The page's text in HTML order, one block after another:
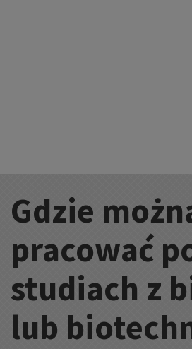
Kategorie:
Gdzie
pracować
studiach z
lub